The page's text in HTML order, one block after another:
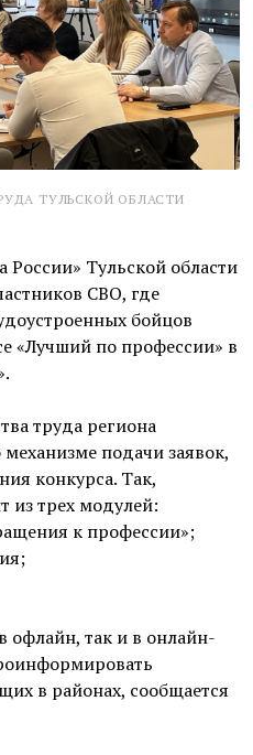
ТУЛЬСКОЙ ОБЛАСТИ
России» Тульской области
СВО, где
бойцов
«Лучший по профессии» в
труда региона
подачи заявок,
конкурса. Так,
из трех модулей:
к профессии»;
так и в онлайн-
в районах, сообщается